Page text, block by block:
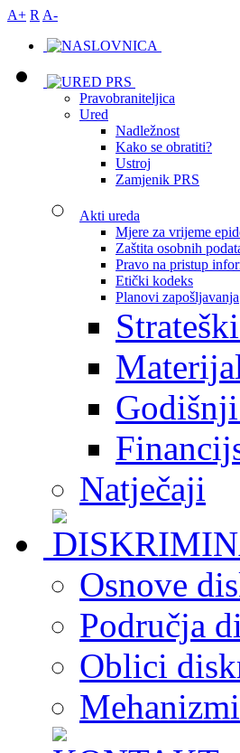
A+ R A-
Pravobraniteljica
Ured
Nadležnost
Kako se obratiti?
Ustroj
Zamjenik PRS
Akti ureda
Mjere za vrijeme
Zaštita osobnih
Pravo na pristup
Etički kodeks
Planovi zapošljavanja
Natječaji
Osnove
Područja
Oblici